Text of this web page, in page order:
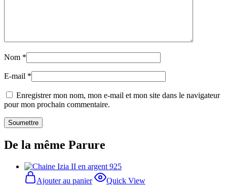
Nom *
E-mail *
Enregistrer mon nom, mon e-mail et mon site dans le navigateur
pour mon prochain commentaire.
De la même Parure
Ajouter au panier Quick View